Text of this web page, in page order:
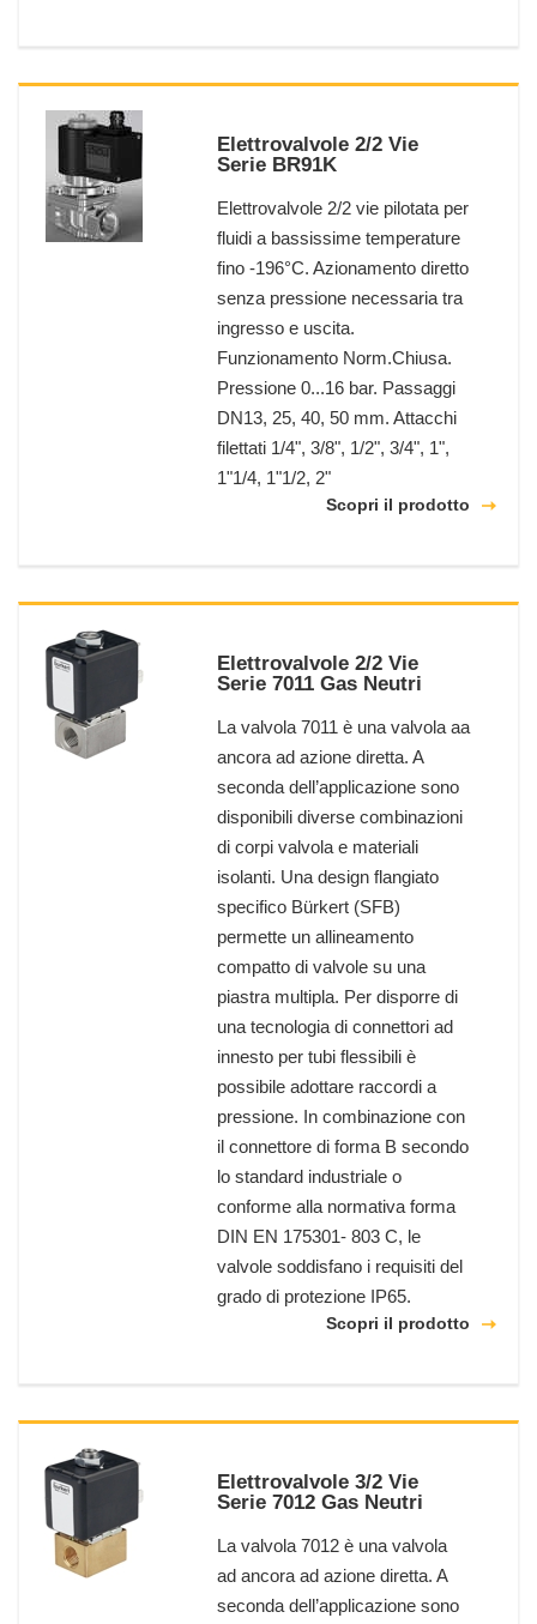
Elettrovalvole 2/2 Vie
Serie BR91K
Elettrovalvole 2/2 vie pilotata per
fluidi a bassissime temperature
fino -196°C. Azionamento diretto
senza pressione necessaria tra
ingresso e uscita.
Funzionamento Norm.Chiusa.
Pressione 0...16 bar. Passaggi
DN13, 25, 40, 50 mm. Attacchi
filettati 1/4", 3/8", 1/2", 3/4", 1",
1"1/4, 1"1/2, 2"
Scopri il prodotto
Elettrovalvole 2/2 Vie
Serie 7011 Gas Neutri
La valvola 7011 è una valvola aa
ancora ad azione diretta. A
seconda dell’applicazione sono
disponibili diverse combinazioni
di corpi valvola e materiali
isolanti. Una design flangiato
specifico Bürkert (SFB)
permette un allineamento
compatto di valvole su una
piastra multipla. Per disporre di
una tecnologia di connettori ad
innesto per tubi flessibili è
possibile adottare raccordi a
pressione. In combinazione con
il connettore di forma B secondo
lo standard industriale o
conforme alla normativa forma
DIN EN 175301- 803 C, le
valvole soddisfano i requisiti del
grado di protezione IP65.
Scopri il prodotto
Elettrovalvole 3/2 Vie
Serie 7012 Gas Neutri
La valvola 7012 è una valvola
ad ancora ad azione diretta. A
seconda dell’applicazione sono